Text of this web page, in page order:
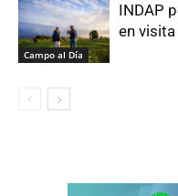
Campo al Día
INDAP
en